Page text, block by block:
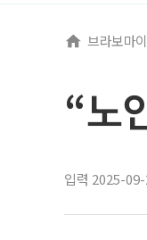
브라보마
“노
입력 2025-